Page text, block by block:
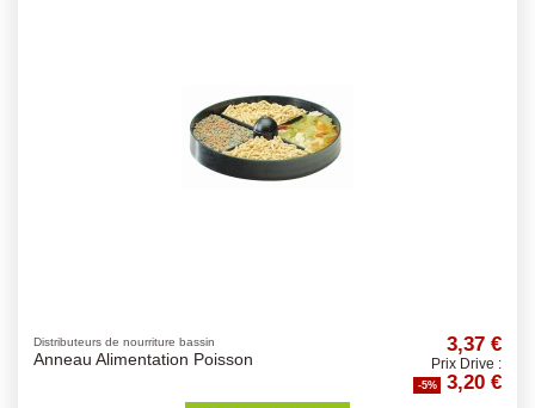
Distributeurs de nourriture bassin
Anneau Alimentation Poisson
3,37 €
Prix Drive :
-5% 3,20 €